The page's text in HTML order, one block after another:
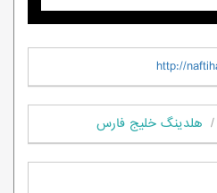
http://
هلدینگ خلیج فارس